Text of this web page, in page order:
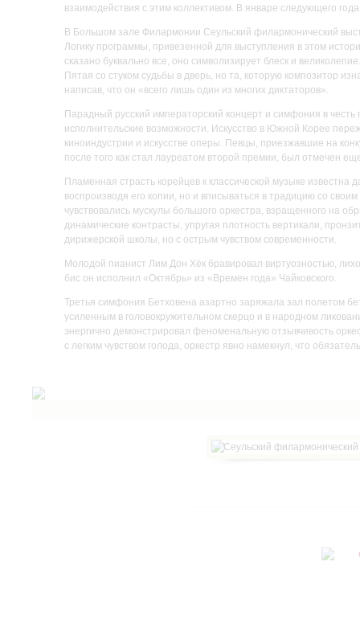
взаимодействия с этим коллективом. В январе следующего
В Большом зале Филармонии Сеульский филармонический
Логику программы, привезенной для выступления в этом
сказано буквально все, оно символизирует блеск и
Пятая со стуком судьбы в дверь, но та, которую композитор
написав, что он «всего лишь один из многих диктаторов».
Парадный русский императорский концерт и симфония в
исполнительские возможности. Искусство в Южной Корее
киноиндустрии и искусстве оперы. Певцы, приезжавшие на
после того как стал лауреатом второй премии, был отмечен
Пламенная страсть корейцев к классической музыке
воспроизводя его копии, но и вписываться в традицию со
чувствовались мускулы большого оркестра, взращенного на
динамические контрасты, упругая плотность вертикали,
дирижерской школы, но с острым чувством современности.
Молодой пианист Лим Дон Хёк бравировал виртуозностью,
бис он исполнил «Октябрь» из «Времен года» Чайковского.
Третья симфония Бетховена азартно заряжала зал полетом
усиленным в головокружительном скерцо и в народном
энергично демонстрировал феноменальную отзывчивость
с легким чувством голода, оркестр явно намекнул, что